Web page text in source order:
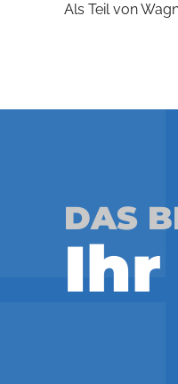
Als Teil von
DAS